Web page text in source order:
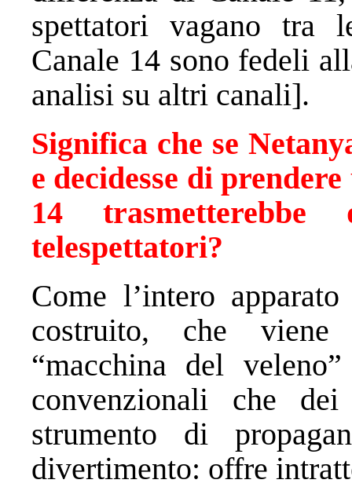
spettatori vagano tra
Canale 14 sono fedeli
analisi su altri canali].
Significa che se
e decidesse di
14
telespettatori?
Come l’intero
costruito, che viene
“macchina del
convenzionali che
strumento di
divertimento: offre